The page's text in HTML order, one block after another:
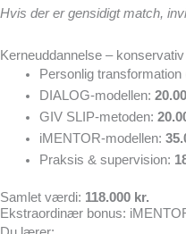
Hvis der er gensidigt match,
Kerneuddannelse –
Personlig transformation
DIALOG-modellen:
GIV SLIP-metoden:
iMENTOR-modellen:
Praksis & supervision:
Samlet værdi: 118.000 kr.
Ekstraordinær bonus: